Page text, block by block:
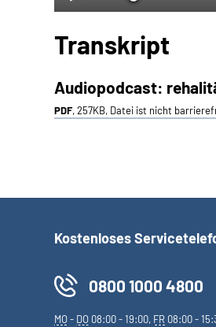
Transkript
Audiopodcast:
PDF, 257KB, Datei ist nicht
Kostenloses
0800 1000 4800
MO- DO 08:00 - 19:00, FR 08:00 -